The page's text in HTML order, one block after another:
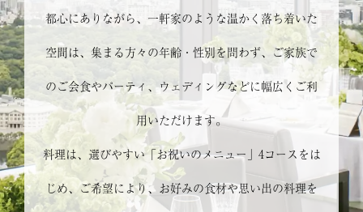
都心にありながら、一軒家のような温かく落ち着いた
空間は、集まる方々の年齢・性別を問わず、ご家族で
のご会食やパーティ、ウェディングなどに幅広くご利
用いただけます。
料理は、選びやすい「お祝いのメニュー」4コースをは
じめ、ご希望により、お好みの食材や思い出の料理を